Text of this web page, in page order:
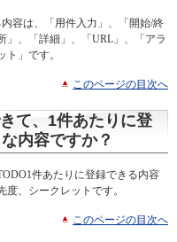
容は、「用件入力」、「開始/終
」、「詳細」、「URL」、「アラ
」です。
このページの目次へ
て、1件あたりに登
内容ですか？
件あたりに登録できる内容
、シークレットです。
このページの目次へ